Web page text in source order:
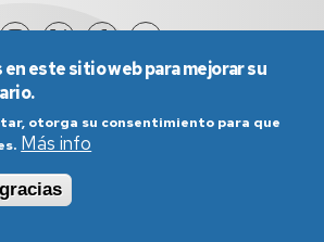
Condiciones generales de uso
este sitio web para mejorar su
otorga su consentimiento para que
Más info